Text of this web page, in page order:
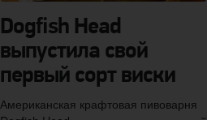
Dogfish Head
выпустила свой
первый сорт виски
Американская крафтовая пивоварня